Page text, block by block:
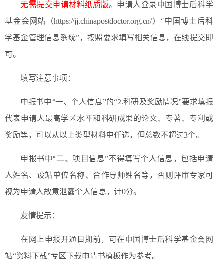
无需提交申请材料纸质版。 申请人登录中国博士后科学
基金会网站（https://jj.chinapostdoctor.org.cn/）“中国博士后科
学基金管理信息系统”，按照要求填写相关信息，在线提交即
可。
填写注意事项：
申报书中“一、个人信息”的“2.科研及奖励情况”要求填报
代表申请人最高学术水平和科研成果的论文、专著、专利或
奖励等，可以从以上类型材料中任选，但总数不超过3个。
申报书中“二、项目信息”不得填写个人信息，包括申请
人姓名、设站单位名称、合作导师姓名等，否则评审专家可
视为申请人故意泄露个人信息，计0分。
友情提示：
在网上申报开通日期前，可在中国博士后科学基金会网
站“资料下载”专区下载申请书模板作为参考。